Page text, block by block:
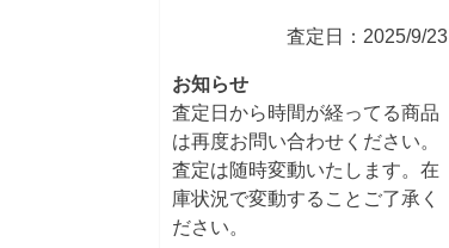
査定日：2025/9/23
お知らせ
査定日から時間が経ってる商品
は再度お問い合わせください。
査定は随時変動いたします。在
庫状況で変動することご了承く
ださい。